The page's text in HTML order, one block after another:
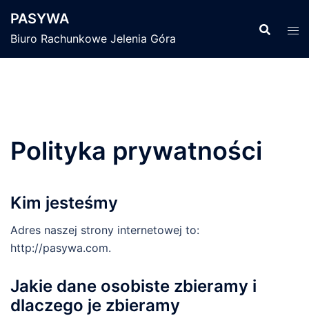
content
PASYWA
Biuro Rachunkowe Jelenia Góra
Polityka prywatności
Kim jesteśmy
Adres naszej strony internetowej to:
http://pasywa.com.
Jakie dane osobiste zbieramy i
dlaczego je zbieramy